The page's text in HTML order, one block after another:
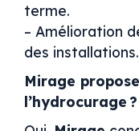
terme.
– Amélioration
des installations.
Mirage
l’hydrocurage ?